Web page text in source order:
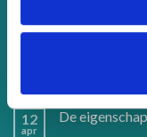
12
apr
De